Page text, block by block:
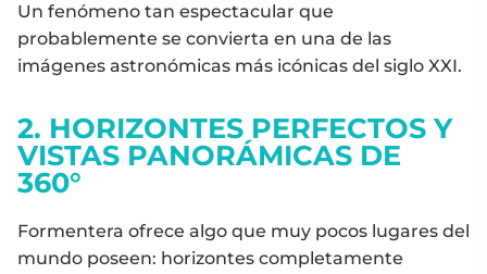
Un fenómeno tan espectacular que
probablemente se convierta en una de las
imágenes astronómicas más icónicas del siglo XXI.
2. HORIZONTES PERFECTOS Y
VISTAS PANORÁMICAS DE
360°
Formentera ofrece algo que muy pocos lugares del
mundo poseen: horizontes completamente